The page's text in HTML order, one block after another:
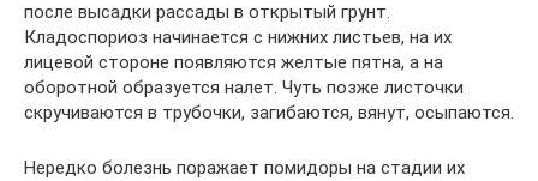
после высадки рассады в открытый грунт.
Кладоспориоз начинается с нижних листьев, на их
лицевой стороне появляются желтые пятна, а на
оборотной образуется налет. Чуть позже листочки
скручиваются в трубочки, загибаются, вянут, осыпаются.
Нередко болезнь поражает помидоры на стадии их